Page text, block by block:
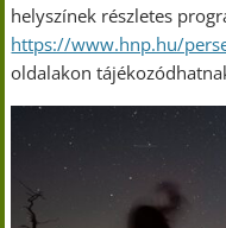
helyszínek részletes
https://www.hnp.hu/
oldalakon